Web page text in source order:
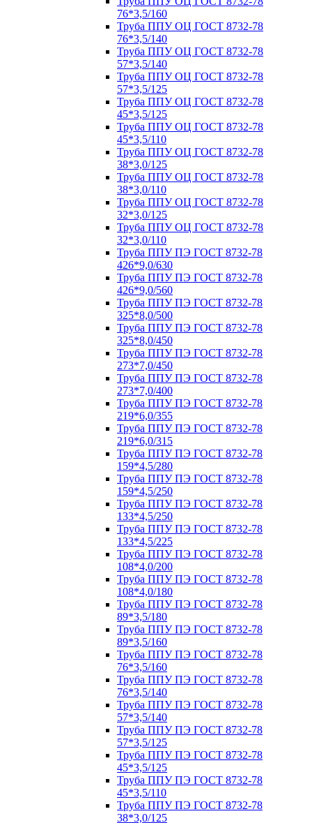
76*3,5/160
Труба ППУ ОЦ ГОСТ 8732-78
76*3,5/140
Труба ППУ ОЦ ГОСТ 8732-78
57*3,5/140
Труба ППУ ОЦ ГОСТ 8732-78
57*3,5/125
Труба ППУ ОЦ ГОСТ 8732-78
45*3,5/125
Труба ППУ ОЦ ГОСТ 8732-78
45*3,5/110
Труба ППУ ОЦ ГОСТ 8732-78
38*3,0/125
Труба ППУ ОЦ ГОСТ 8732-78
38*3,0/110
Труба ППУ ОЦ ГОСТ 8732-78
32*3,0/125
Труба ППУ ОЦ ГОСТ 8732-78
32*3,0/110
Труба ППУ ПЭ ГОСТ 8732-78
426*9,0/630
Труба ППУ ПЭ ГОСТ 8732-78
426*9,0/560
Труба ППУ ПЭ ГОСТ 8732-78
325*8,0/500
Труба ППУ ПЭ ГОСТ 8732-78
325*8,0/450
Труба ППУ ПЭ ГОСТ 8732-78
273*7,0/450
Труба ППУ ПЭ ГОСТ 8732-78
273*7,0/400
Труба ППУ ПЭ ГОСТ 8732-78
219*6,0/355
Труба ППУ ПЭ ГОСТ 8732-78
219*6,0/315
Труба ППУ ПЭ ГОСТ 8732-78
159*4,5/280
Труба ППУ ПЭ ГОСТ 8732-78
159*4,5/250
Труба ППУ ПЭ ГОСТ 8732-78
133*4,5/250
Труба ППУ ПЭ ГОСТ 8732-78
133*4,5/225
Труба ППУ ПЭ ГОСТ 8732-78
108*4,0/200
Труба ППУ ПЭ ГОСТ 8732-78
108*4,0/180
Труба ППУ ПЭ ГОСТ 8732-78
89*3,5/180
Труба ППУ ПЭ ГОСТ 8732-78
89*3,5/160
Труба ППУ ПЭ ГОСТ 8732-78
76*3,5/160
Труба ППУ ПЭ ГОСТ 8732-78
76*3,5/140
Труба ППУ ПЭ ГОСТ 8732-78
57*3,5/140
Труба ППУ ПЭ ГОСТ 8732-78
57*3,5/125
Труба ППУ ПЭ ГОСТ 8732-78
45*3,5/125
Труба ППУ ПЭ ГОСТ 8732-78
45*3,5/110
Труба ППУ ПЭ ГОСТ 8732-78
38*3,0/125